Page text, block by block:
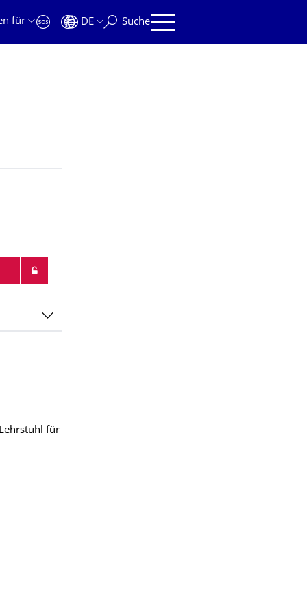
für DE Suche
für